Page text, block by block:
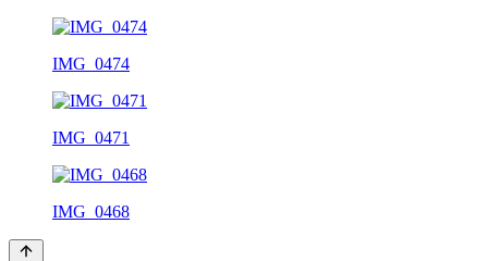
IMG_0474
IMG_0471
IMG_0468